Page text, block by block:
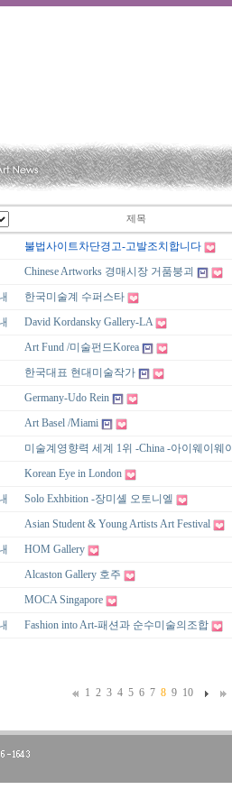
제목
불법사이트차단경고-고발조치합니다
Chinese Artworks 경매시장 거품붕괴
한국미술계 수퍼스타
David Kordansky Gallery-LA
Art Fund /미술펀드Korea
한국대표 현대미술작가
Germany-Udo Rein
Art Basel /Miami
미술계영향력 세계 1위 -China -아이웨이웨이
Korean Eye in London
Solo Exhbition -장미셸 오토니엘
Asian Student & Young Artists Art Festival
HOM Gallery
Alcaston Gallery 호주
MOCA Singapore
Fashion into Art-패션과 순수미술의조합
1 2 3 4 5 6 7 8 9 10